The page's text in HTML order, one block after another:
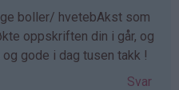
boller/ hvetebAkst som
oppskriften din i går, og
gode i dag tusen takk !
Svar